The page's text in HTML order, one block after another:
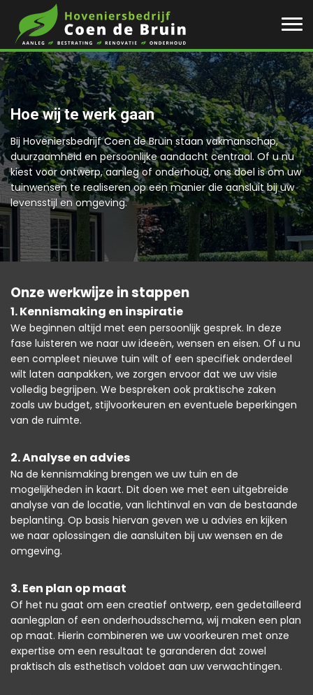
Hoe wij te werk gaan
Bij Hoveniersbedrijf Coen de Bruin staan vakmanschap,
duurzaamheid en persoonlijke aandacht centraal. Of u nu
kiest voor ontwerp, aanleg of onderhoud, ons doel is om uw
tuinwensen te realiseren op een manier die aansluit bij uw
levensstijl en omgeving.
Onze werkwijze in stappen
1. Kennismaking en inspiratie
We beginnen altijd met een persoonlijk gesprek. In deze
fase luisteren we naar uw ideeën, wensen en eisen. Of u nu
een compleet nieuwe tuin wilt of een specifiek onderdeel
wilt laten aanpakken, we zorgen ervoor dat we uw visie
volledig begrijpen. We bespreken ook praktische zaken
zoals uw budget, stijlvoorkeuren en eventuele beperkingen
van de ruimte.
2. Analyse en advies
Na de kennismaking brengen we uw tuin en de
mogelijkheden in kaart. Dit doen we met een uitgebreide
analyse van de locatie, van lichtinval en van de bestaande
beplanting. Op basis hiervan geven we u advies en kijken
we naar oplossingen die aansluiten bij uw wensen en de
omgeving.
3. Een plan op maat
Of het nu gaat om een creatief ontwerp, een gedetailleerd
aanlegplan of een onderhoudsschema, wij maken een plan
op maat. Hierin combineren we uw voorkeuren met onze
expertise om een resultaat te garanderen dat zowel
praktisch als esthetisch voldoet aan uw verwachtingen.